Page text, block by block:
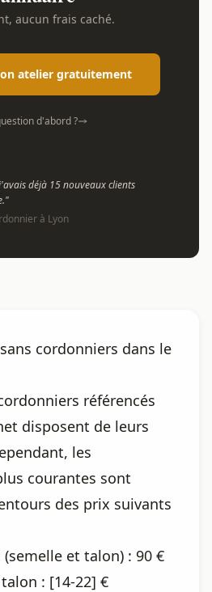
aucun frais caché.
atelier gratuitement
d'abord ?
déjà 15 nouveaux clients
à Lyon
cordonniers dans le
référencés
disposent de leurs
les
courantes sont
des prix suivants
et talon) : 90 €
: [14-22] €